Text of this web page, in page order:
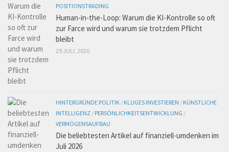
POSITIONSTRADING
Human-in-the-Loop: Warum die KI-Kontrolle so oft
zur Farce wird und warum sie trotzdem Pflicht
bleibt
29 JULI, 2026
HINTERGRÜNDE POLITIK / KLUGES INVESTIEREN / KÜNSTLICHE
INTELLIGENZ / PERSÖNLICHKEITSENTWICKLUNG /
VERMÖGENSAUFBAU
Die beliebtesten Artikel auf finanziell-umdenken im
Juli 2026